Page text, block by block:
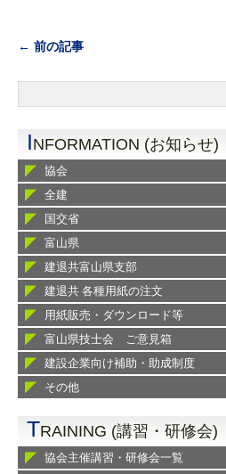
← 前の記事
INFORMATION (お知らせ)
協会
全建
国交省
富山県
建退共富山県支部
建退共 各種用紙の注文
用紙販売・ダウンロード等
富山県技士会 ご意見箱
建設企業向け補助・助成制度
その他
TRAINING (講習・研修会)
協会主催講習・研修会一覧